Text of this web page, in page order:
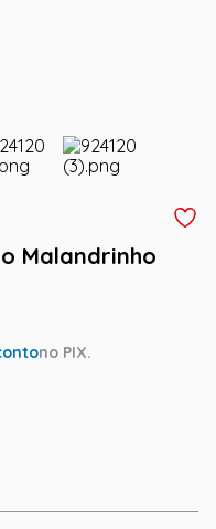
Malandrinho
no PIX.